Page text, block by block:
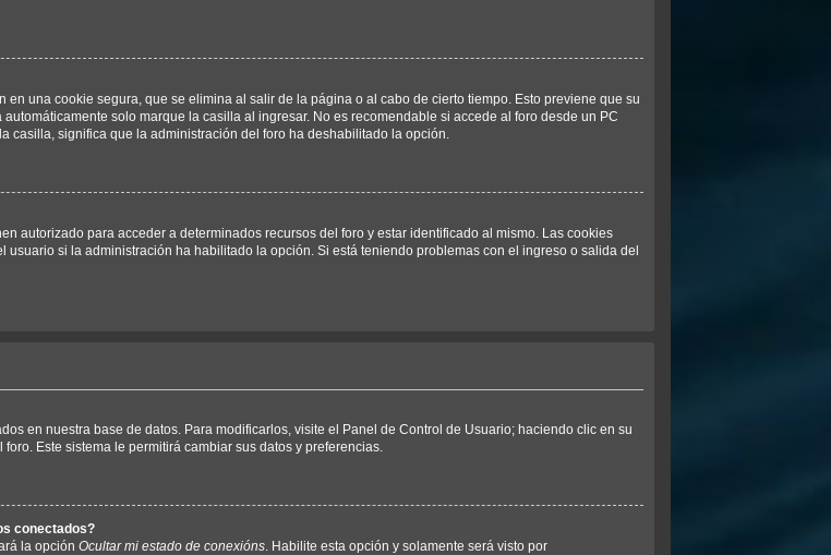
una cookie segura, que se elimina al salir de la página o al cabo de cierto tiempo. Esto previene que su
solo marque la casilla al ingresar. No es recomendable si accede al foro desde un PC
casilla, significa que la administración del foro ha deshabilitado la opción.
autorizado para acceder a determinados recursos del foro y estar identificado al mismo. Las cookies
si la administración ha habilitado la opción. Si está teniendo problemas con el ingreso o salida del
en nuestra base de datos. Para modificarlos, visite el Panel de Control de Usuario; haciendo clic en su
Este sistema le permitirá cambiar sus datos y preferencias.
conectados?
la opción Ocultar mi estado de conexións. Habilite esta opción y solamente será visto por